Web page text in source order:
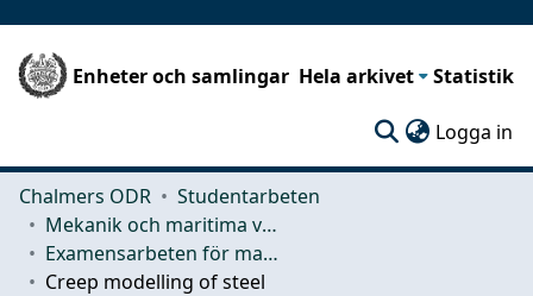
Enheter och samlingar Hela arkivet Statistik
Logga in
Chalmers ODR
Studentarbeten
Mekanik och maritima vetenskaper (M2)
Examensarbeten för masterexamen
Creep modelling of steel